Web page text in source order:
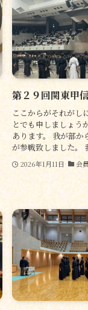
第２９回関東甲
ここからがそれがし
とでも申しましょう
あります。 我が部
が参戦致しました。
2026年1月11日 会